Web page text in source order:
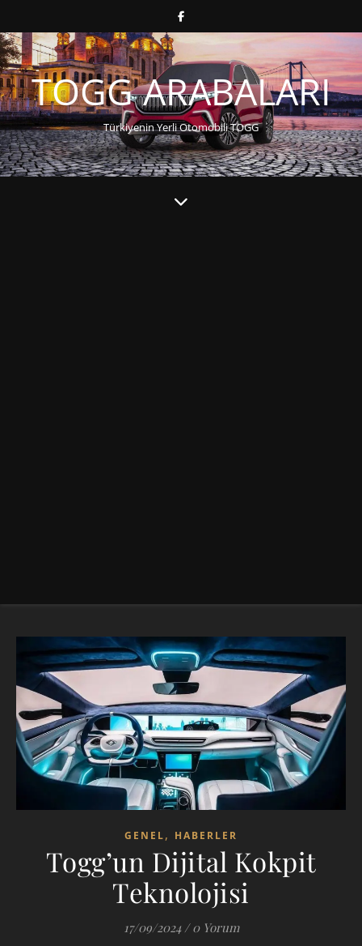
TOGG ARABALARI
Türkiyenin Yerli Otomobili TOGG
GENEL, HABERLER
Togg’un Dijital Kokpit
Teknolojisi
17/09/2024 / 0 Yorum